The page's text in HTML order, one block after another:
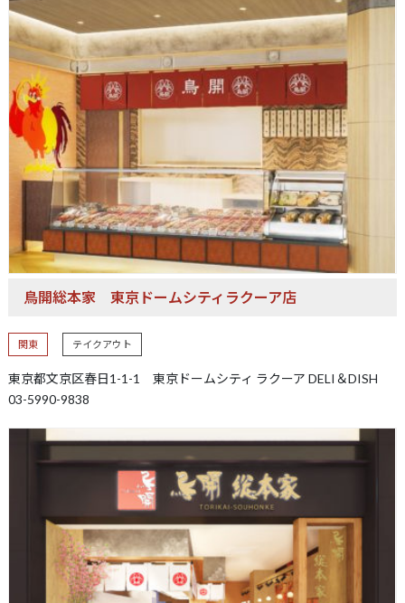
鳥開総本家東京ドームシティラクーア店
関東 テイクアウト
東京都文京区春日1-1-1 東京ドームシティ ラクーア DELI＆DISH
03-5990-9838